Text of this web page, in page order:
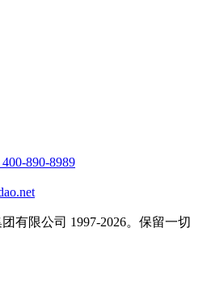
890-8989
有限公司 1997-2026。保留一切